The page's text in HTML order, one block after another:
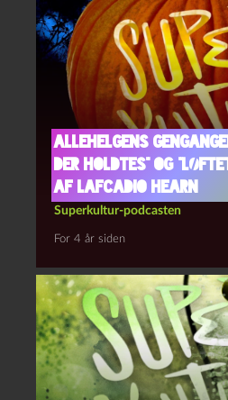
Allehelgens
der holdtes” og
af Lafcadio Hearn
Superkultur-podcasten
For 4 år siden